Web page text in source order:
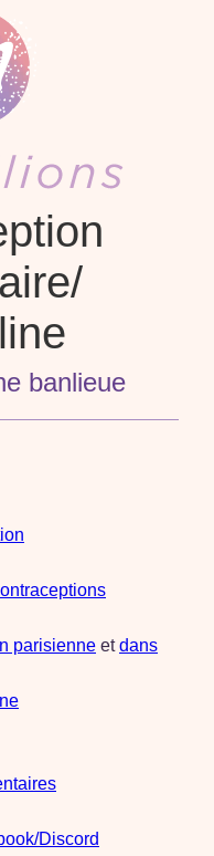
banlieue
parisienne etdans
Discord